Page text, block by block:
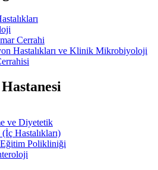
Cerrahi
Hastalıkları ve Klinik Mikrobiyoloji
ve Diyetetik
Hastalıkları)
Polikliniği